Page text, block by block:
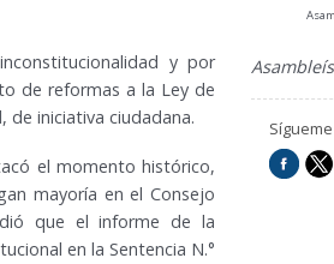
y por
de reformas a la Ley de
de iniciativa ciudadana.
el momento histórico,
mayoría en el Consejo
que el informe de la
en la Sentencia N.°